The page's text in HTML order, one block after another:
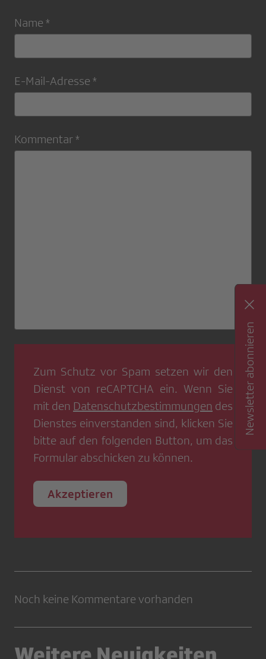
Name *
E-Mail-Adresse *
Kommentar *
Zum Schutz vor Spam setzen wir den
Dienst von reCAPTCHA ein. Wenn Sie
mit den Datenschutzbestimmungen des
Dienstes einverstanden sind, klicken Sie
bitte auf den folgenden Button, um das
Formular abschicken zu können.
Akzeptieren
Noch keine Kommentare vorhanden
Weitere Neuigkeiten
Newsletter abonnieren